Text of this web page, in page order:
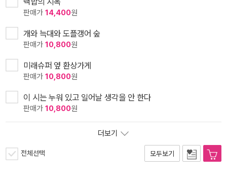
판매가 14,400원
개와 늑대와 도플갱어 숲
판매가 10,800원
미래슈퍼 옆 환상가게
판매가 10,800원
이 시는 누워 있고 일어날 생각을 안 한다
판매가 10,800원
더보기
전체선택 모두보기